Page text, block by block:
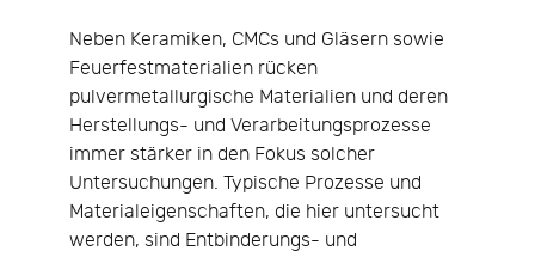
Neben Keramiken, CMCs und Gläsern sowie
Feuerfestmaterialien rücken
pulvermetallurgische Materialien und deren
Herstellungs- und Verarbeitungsprozesse
immer stärker in den Fokus solcher
Untersuchungen. Typische Prozesse und
Materialeigenschaften, die hier untersucht
werden, sind Entbinderungs- und